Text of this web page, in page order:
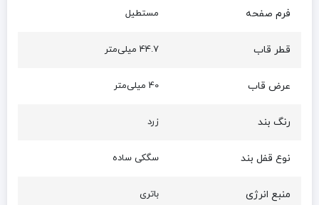
فرم صفحه مستطیل
قطر قاب 44.7 میلی‌متر
عرض قاب 40 میلی‌متر
رنگ بند زرد
نوع قفل بند سگکی ساده
منبع انرژی باتری